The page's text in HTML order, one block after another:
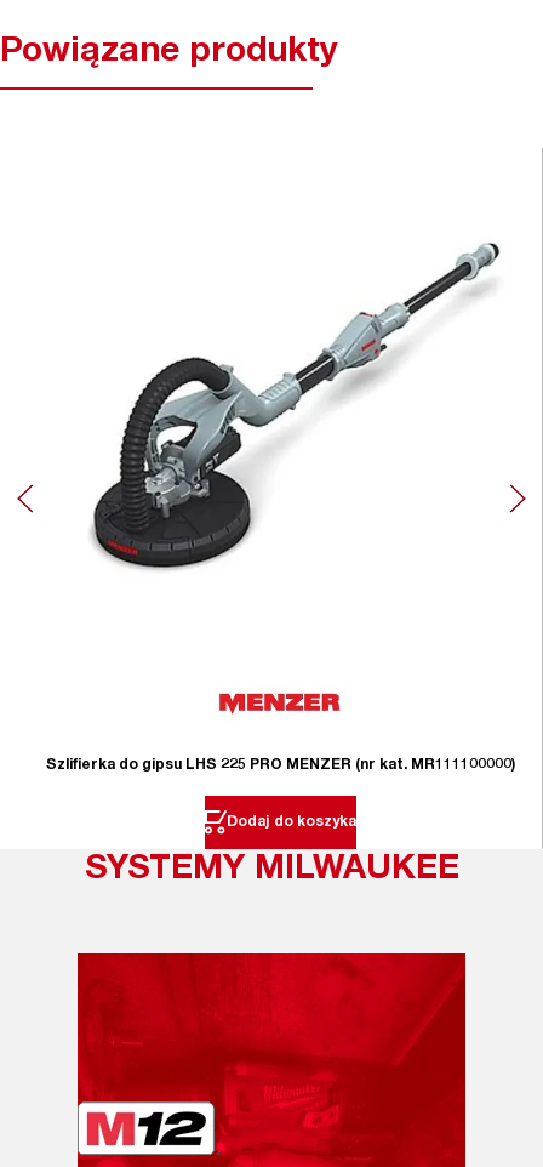
Powiązane produkty
Szlifierka do gipsu LHS 225 PRO MENZER (nr kat. MR111100000)
Dodaj do koszyka
SYSTEMY MILWAUKEE